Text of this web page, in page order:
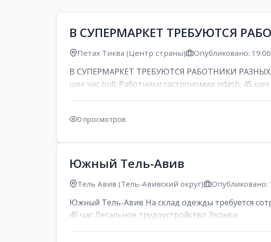
В СУПЕРМАРКЕТ ТРЕБУЮТСЯ
Петах Тиква (Центр страны) Опубликовано:
В СУПЕРМАРКЕТ ТРЕБУЮТСЯ РАБОТНИКИ РАЗНЫХ
шек час bull; Работники гастрономии ndash; 45
0 просмотров
Южный Тель-Авив
Тель Авив (Тель-Авивский округ) Опубликовано:
Южный Тель-Авив На склад одежды требуется
45 час Легальное трудоустройство Звонки